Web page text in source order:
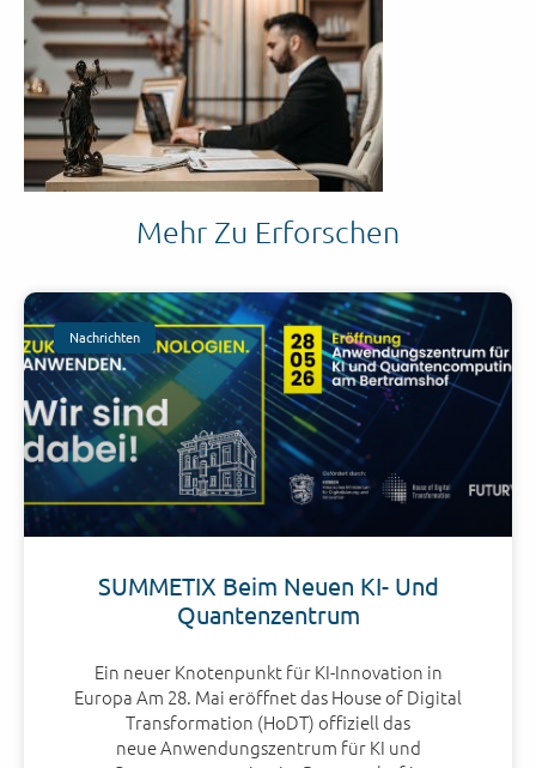
Mehr Zu Erforschen
Nachrichten
SUMMETIX Beim Neuen KI- Und
Quantenzentrum
Ein neuer Knotenpunkt für KI-Innovation in
Europa Am 28. Mai eröffnet das House of Digital
Transformation (HoDT) offiziell das
neue Anwendungszentrum für KI und